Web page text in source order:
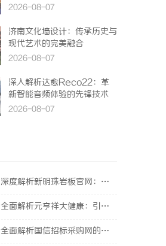
2026-08-07
济南文化墙设计：传承历史与
现代艺术的完美融合
2026-08-07
深入解析达愈Reco22：革
新智能音频体验的先锋技术
2026-08-07
深度解析新明珠岩板官网：打造高品质岩板行业标杆平台
全面解析元亨祥大健康：引领现代健康生活新趋势
全面解析国信招标采购网的功能与优势，助力企业高效招标采购